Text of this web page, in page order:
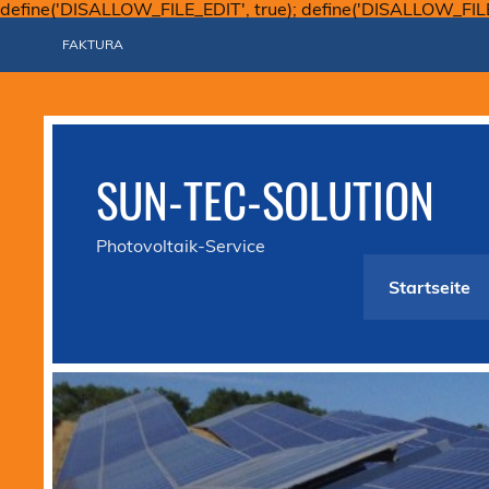
define('DISALLOW_FILE_EDIT', true);
FAKTURA
SUN-TEC-SOLUTION
Photovoltaik-Service
Startseite